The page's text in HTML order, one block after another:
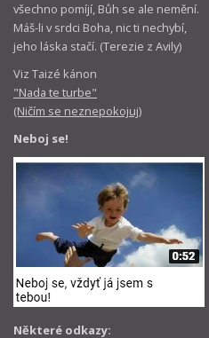
všechno pomíjí, Bůh se ale nemění.
Máš-li v srdci Boha, nic ti nechybí,
jeho láska stačí. (Terezie z Avily)
Viz Taizé kánon
"Nada te turbe"
(Ničím se neznepokojuj)
Neboj se!
Některé odkazy: